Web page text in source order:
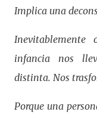
Implica una
infancia nos
distinta. Nos
Porque una